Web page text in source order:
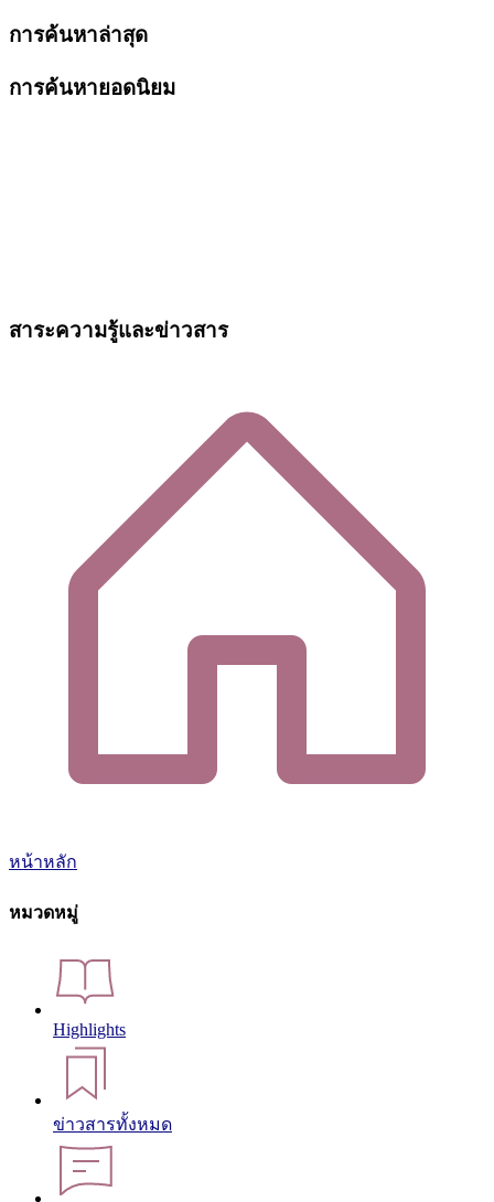
การค้นหาล่าสุด
การค้นหายอดนิยม
สาระความรู้และข่าวสาร
หน้าหลัก
หมวดหมู่
Highlights
ข่าวสารทั้งหมด